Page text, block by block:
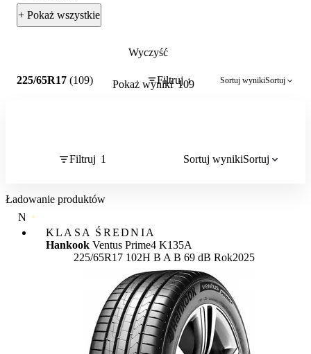
+ Pokaż wszystkie
Wyczyść
Pokaż wyniki 109
225/65R17 (109) Filtruj 1 Sortuj wynikiSortuj
Filtruj 1 Sortuj wynikiSortuj
Ładowanie produktów
NAJWYŻSZA JAKOŚĆ
KLASA ŚREDNIA
Hankook Ventus Prime4 K135A
225/65R17 102H Etykieta:
B A B 69 dB Rok2025